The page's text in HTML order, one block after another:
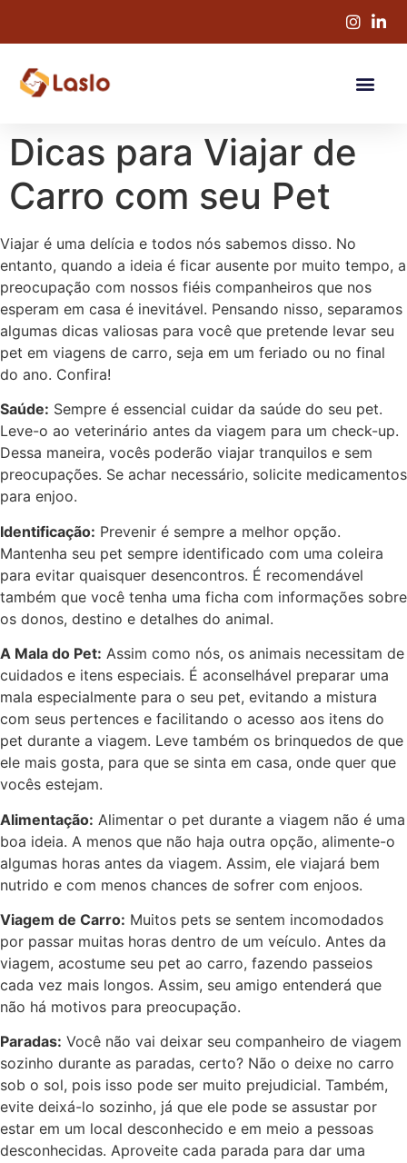
Dicas para Viajar de
Carro com seu Pet
Viajar é uma delícia e todos nós sabemos disso. No
entanto, quando a ideia é ficar ausente por muito tempo, a
preocupação com nossos fiéis companheiros que nos
esperam em casa é inevitável. Pensando nisso, separamos
algumas dicas valiosas para você que pretende levar seu
pet em viagens de carro, seja em um feriado ou no final
do ano. Confira!
Saúde: Sempre é essencial cuidar da saúde do seu pet.
Leve-o ao veterinário antes da viagem para um check-up.
Dessa maneira, vocês poderão viajar tranquilos e sem
preocupações. Se achar necessário, solicite medicamentos
para enjoo.
Identificação: Prevenir é sempre a melhor opção.
Mantenha seu pet sempre identificado com uma coleira
para evitar quaisquer desencontros. É recomendável
também que você tenha uma ficha com informações sobre
os donos, destino e detalhes do animal.
A Mala do Pet: Assim como nós, os animais necessitam de
cuidados e itens especiais. É aconselhável preparar uma
mala especialmente para o seu pet, evitando a mistura
com seus pertences e facilitando o acesso aos itens do
pet durante a viagem. Leve também os brinquedos de que
ele mais gosta, para que se sinta em casa, onde quer que
vocês estejam.
Alimentação: Alimentar o pet durante a viagem não é uma
boa ideia. A menos que não haja outra opção, alimente-o
algumas horas antes da viagem. Assim, ele viajará bem
nutrido e com menos chances de sofrer com enjoos.
Viagem de Carro: Muitos pets se sentem incomodados
por passar muitas horas dentro de um veículo. Antes da
viagem, acostume seu pet ao carro, fazendo passeios
cada vez mais longos. Assim, seu amigo entenderá que
não há motivos para preocupação.
Paradas: Você não vai deixar seu companheiro de viagem
sozinho durante as paradas, certo? Não o deixe no carro
sob o sol, pois isso pode ser muito prejudicial. Também,
evite deixá-lo sozinho, já que ele pode se assustar por
estar em um local desconhecido e em meio a pessoas
desconhecidas. Aproveite cada parada para dar uma